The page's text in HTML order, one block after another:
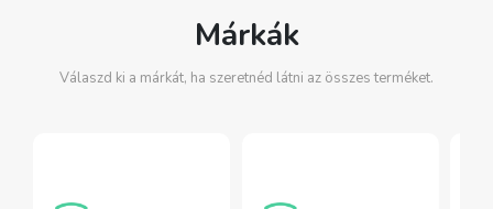
Márkák
Válaszd ki a márkát, ha szeretnéd látni az összes terméket.